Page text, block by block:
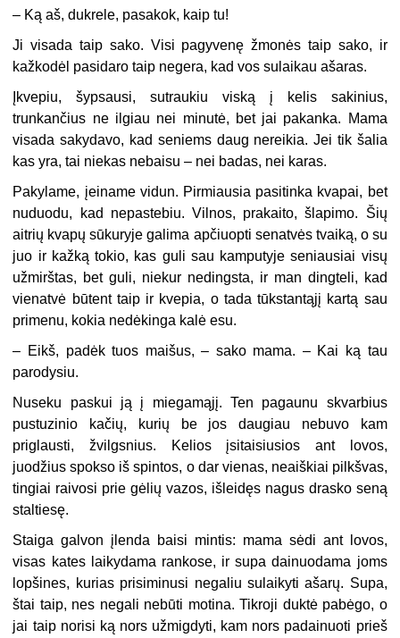
– Ką aš, dukrele, pasakok, kaip tu!
Ji visada taip sako. Visi pagyvenę žmonės taip sako, ir
kažkodėl pasidaro taip negera, kad vos sulaikau ašaras.
Įkvepiu, šypsausi, sutraukiu viską į kelis sakinius,
trunkančius ne ilgiau nei minutė, bet jai pakanka. Mama
visada sakydavo, kad seniems daug nereikia. Jei tik šalia
kas yra, tai niekas nebaisu – nei badas, nei karas.
Pakylame, įeiname vidun. Pirmiausia pasitinka kvapai, bet
nuduodu, kad nepastebiu. Vilnos, prakaito, šlapimo. Šių
aitrių kvapų sūkuryje galima apčiuopti senatvės tvaiką, o su
juo ir kažką tokio, kas guli sau kamputyje seniausiai visų
užmirštas, bet guli, niekur nedingsta, ir man dingteli, kad
vienatvė būtent taip ir kvepia, o tada tūkstantąjį kartą sau
primenu, kokia nedėkinga kalė esu.
– Eikš, padėk tuos maišus, – sako mama. – Kai ką tau
parodysiu.
Nuseku paskui ją į miegamąjį. Ten pagaunu skvarbius
pustuzinio kačių, kurių be jos daugiau nebuvo kam
priglausti, žvilgsnius. Kelios įsitaisiusios ant lovos,
juodžius spokso iš spintos, o dar vienas, neaiškiai pilkšvas,
tingiai raivosi prie gėlių vazos, išleidęs nagus drasko seną
staltiesę.
Staiga galvon įlenda baisi mintis: mama sėdi ant lovos,
visas kates laikydama rankose, ir supa dainuodama joms
lopšines, kurias prisiminusi negaliu sulaikyti ašarų. Supa,
štai taip, nes negali nebūti motina. Tikroji duktė pabėgo, o
jai taip norisi ką nors užmigdyti, kam nors padainuoti prieš